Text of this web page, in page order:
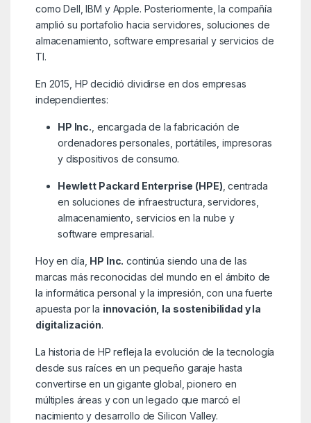
como Dell, IBM y Apple. Posteriormente, la compañía
amplió su portafolio hacia servidores, soluciones de
almacenamiento, software empresarial y servicios de
TI.
En 2015, HP decidió dividirse en dos empresas
independientes:
HP Inc. , encargada de la fabricación de
ordenadores personales, portátiles, impresoras
y dispositivos de consumo.
Hewlett Packard Enterprise (HPE) , centrada
en soluciones de infraestructura, servidores,
almacenamiento, servicios en la nube y
software empresarial.
Hoy en día, HP Inc. continúa siendo una de las
marcas más reconocidas del mundo en el ámbito de
la informática personal y la impresión, con una fuerte
apuesta por la innovación, la sostenibilidad y la
digitalización.
La historia de HP refleja la evolución de la tecnología
desde sus raíces en un pequeño garaje hasta
convertirse en un gigante global, pionero en
múltiples áreas y con un legado que marcó el
nacimiento y desarrollo de Silicon Valley.